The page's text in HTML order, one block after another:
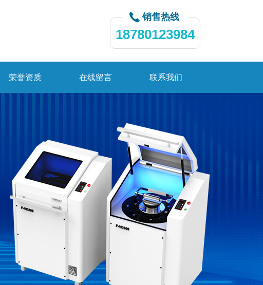
销售热线
18780123984
荣誉资质 在线留言 联系我们